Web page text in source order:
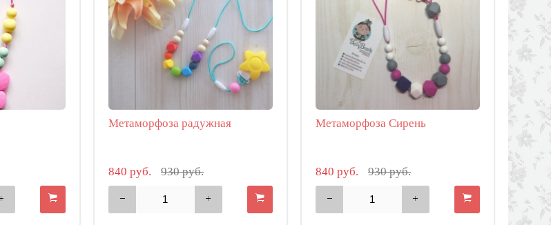
Метаморфоза радужная
840 руб. 930 руб.
Метаморфоза Сирень
840 руб. 930 руб.